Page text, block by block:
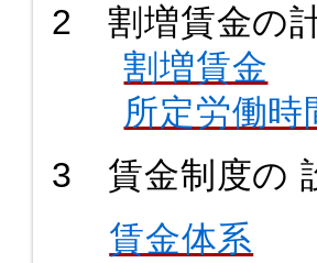
2 割増賃金の
割増賃金
所定労働
3 賃金制度の
賃金体系